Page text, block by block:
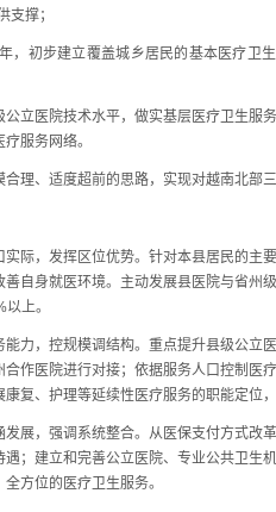
支撑；
初步建立覆盖城乡居民的基本医疗卫生
医院技术水平，做实基层医疗卫生服务
服务网络。
、适度超前的思路，实现对越南北部三
，发挥区位优势。针对本县居民的主要
善自身就医环境。主动发展县医院与省州
上。
，控规模调结构。重点提升县级公立医
合作医院进行对接；依据服务人口控制医
康复、护理等延续性医疗服务的职能定位
，强调系统整合。从医保支付方式改革
遇；建立和完善公立医院、专业公共卫生
方位的医疗卫生服务。